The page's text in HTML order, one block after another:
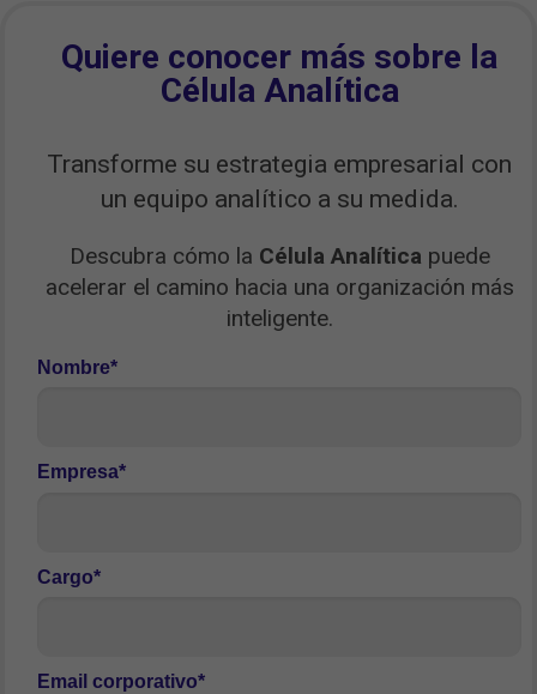
Quiere conocer más sobre la
Célula Analítica
Transforme su estrategia empresarial con
un equipo analítico a su medida.
Descubra cómo la Célula Analítica puede
acelerar el camino hacia una organización más
inteligente.
Nombre*
Empresa*
Cargo*
Email corporativo*